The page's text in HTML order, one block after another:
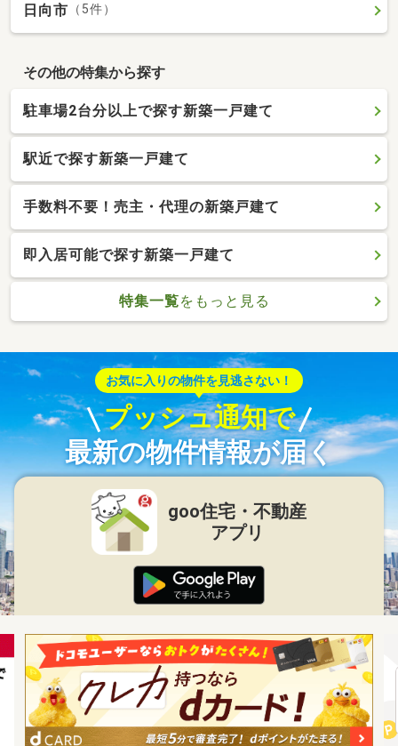
日向市 （5件）
その他の特集から探す
駐車場2台分以上で探す新築一戸建て
駅近で探す新築一戸建て
手数料不要！売主・代理の新築戸建て
即入居可能で探す新築一戸建て
特集一覧をもっと見る
お気に入りの物件を見逃さない！
プッシュ通知で
最新の物件情報が届く
goo住宅・不動産
アプリ